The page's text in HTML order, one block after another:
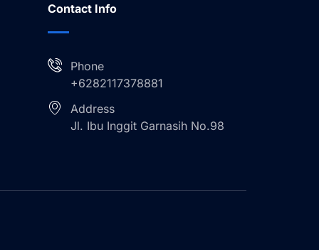
Contact Info
Phone
+6282117378881
Address
Jl. Ibu Inggit Garnasih No.98